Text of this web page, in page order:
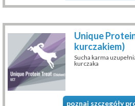
Unique
kurczakiem)
Sucha karma
kurczaka
poznaj szczegóły